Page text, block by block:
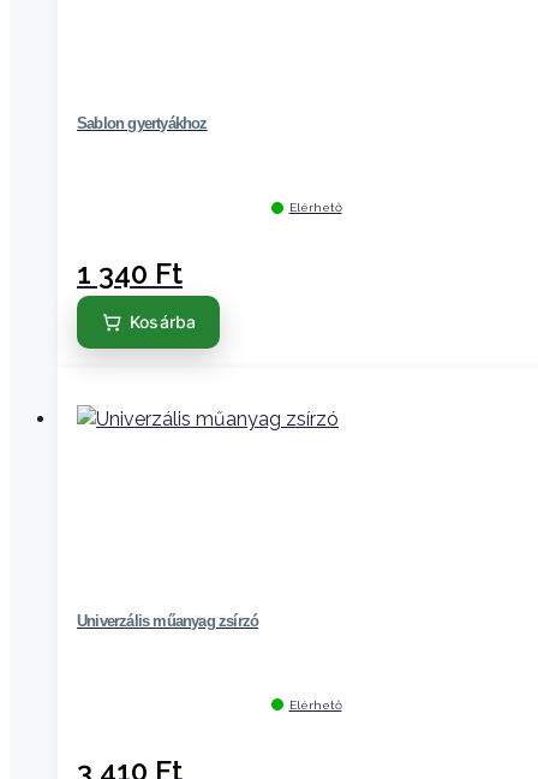
Sablon gyertyákhoz
Elérhető
1 340 Ft
Kosárba
Univerzális műanyag zsírzó
Elérhető
3 410 Ft